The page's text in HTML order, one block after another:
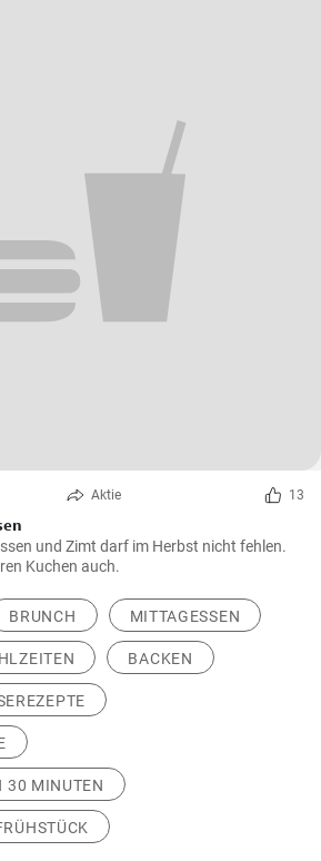
Aktie 13
und Zimt darf im Herbst nicht fehlen.
Kuchen auch.
BRUNCH MITTAGESSEN
BACKEN
30 MINUTEN